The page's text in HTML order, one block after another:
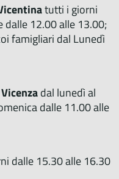
tutti i giorni
12.00 alle 13.00;
famigliari dal Lunedì
Vicenzadal lunedì al
dalle 11.00 alle
dalle 15.30 alle 16.30